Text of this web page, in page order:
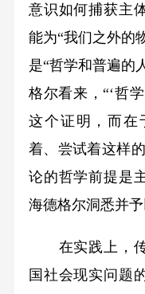
意识如何捕获主
能为“我们之外的
是“哲学和普遍的
格尔看来，“‘哲
这个证明，而在
着、尝试着这样
论的哲学前提是
海德格尔洞悉并予
在实践上，传
国社会现实问题